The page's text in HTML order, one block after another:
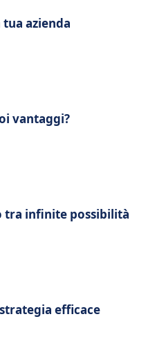
azienda
vantaggi?
tra infinite possibilità
efficace